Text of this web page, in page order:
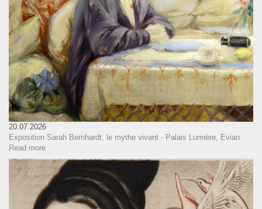
20.07.2026
Exposition Sarah Bernhardt, le mythe vivant - Palais Lumière, Evian
Read more